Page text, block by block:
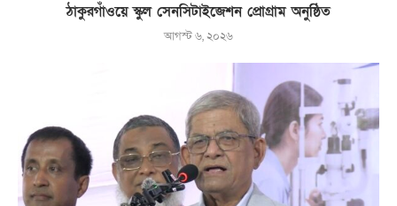
ঠাকুরগাঁওয়ে স্কুল সেনসিটাইজেশন প্রোগ্রাম অনুষ্ঠিত
আগস্ট ৬, ২০২৬